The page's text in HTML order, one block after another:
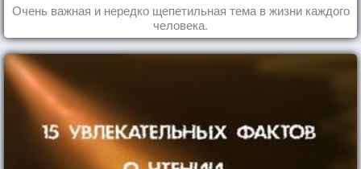
Очень важная и нередко щепетильная тема в жизни каждого
человека.